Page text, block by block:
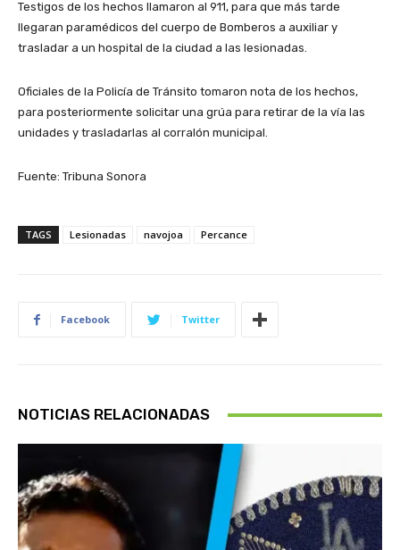
Testigos de los hechos llamaron al 911, para que más tarde
llegaran paramédicos del cuerpo de Bomberos a auxiliar y
trasladar a un hospital de la ciudad a las lesionadas.
Oficiales de la Policía de Tránsito tomaron nota de los hechos,
para posteriormente solicitar una grúa para retirar de la vía las
unidades y trasladarlas al corralón municipal.
Fuente: Tribuna Sonora
TAGS Lesionadas navojoa Percance
Facebook Twitter
NOTICIAS RELACIONADAS